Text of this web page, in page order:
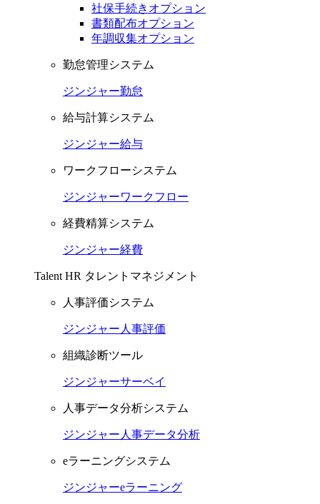
社保手続きオプション
書類配布オプション
年調収集オプション
勤怠管理システム
ジンジャー勤怠
給与計算システム
ジンジャー給与
ワークフローシステム
ジンジャーワークフロー
経費精算システム
ジンジャー経費
Talent HR タレントマネジメント
人事評価システム
ジンジャー人事評価
組織診断ツール
ジンジャーサーベイ
人事データ分析システム
ジンジャー人事データ分析
eラーニングシステム
ジンジャーeラーニング